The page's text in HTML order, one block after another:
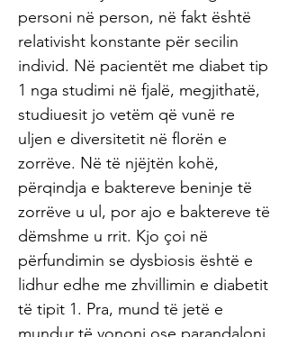
personi në person, në fakt është
relativisht konstante për secilin
individ. Në pacientët me diabet tip
1 nga studimi në fjalë, megjithatë,
studiuesit jo vetëm që vunë re
uljen e diversitetit në florën e
zorrëve. Në të njëjtën kohë,
përqindja e baktereve beninje të
zorrëve u ul, por ajo e baktereve të
dëmshme u rrit. Kjo çoi në
përfundimin se dysbiosis është e
lidhur edhe me zhvillimin e diabetit
të tipit 1. Pra, mund të jetë e